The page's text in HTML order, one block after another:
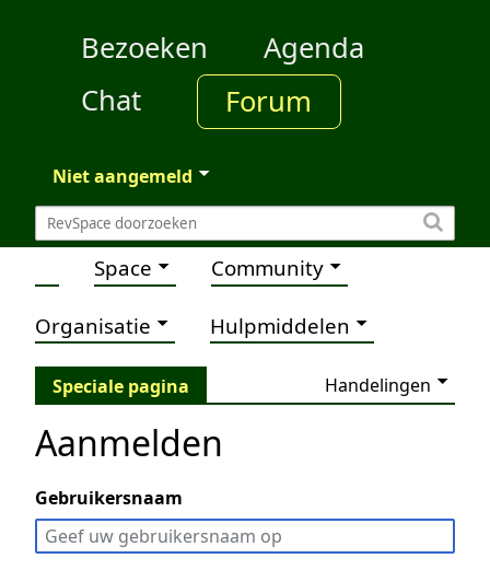
Bezoeken
Agenda
Chat
Forum
Niet aangemeld
Space Community
Organisatie Hulpmiddelen
Speciale pagina Handelingen
Aanmelden
Gebruikersnaam